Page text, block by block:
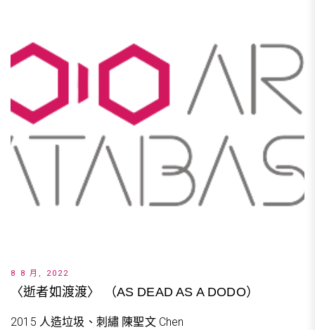
8 8 月, 2022
〈逝者如渡渡〉 （AS DEAD AS A DODO）
2015 人造垃圾、刺繡 陳聖文 Chen